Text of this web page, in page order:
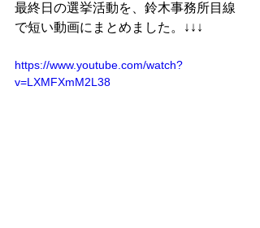
最終日の選挙活動を、鈴木事務所目線
で短い動画にまとめました。↓↓↓
https://www.youtube.com/watch?
v=LXMFXmM2L38